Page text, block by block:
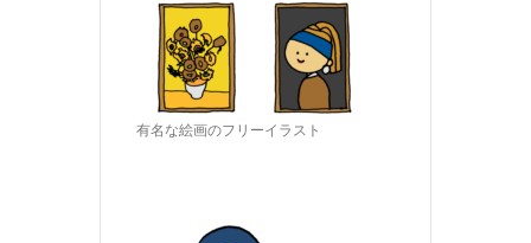
有名な絵画のフリーイラスト